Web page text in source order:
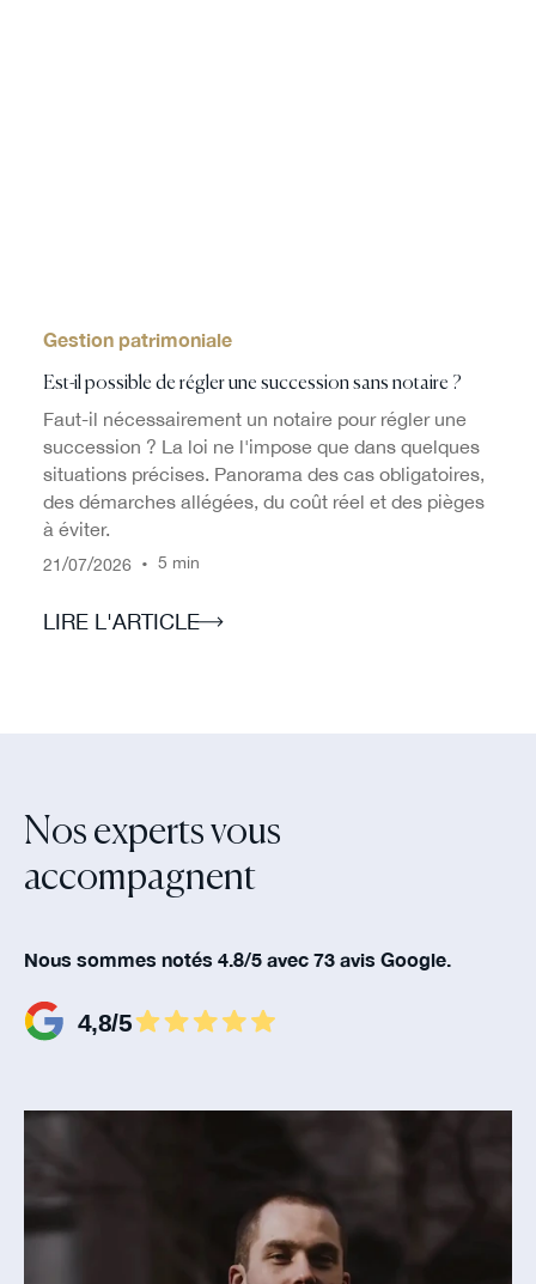
Gestion patrimoniale
Est-il possible de régler une succession sans notaire ?
Faut-il nécessairement un notaire pour régler une
succession ? La loi ne l'impose que dans quelques
situations précises. Panorama des cas obligatoires,
des démarches allégées, du coût réel et des pièges
à éviter.
21/07/2026 • 5 min
LIRE L'ARTICLE
Nos experts vous
accompagnent‍
Nous sommes notés 4.8/5 avec 73 avis Google.